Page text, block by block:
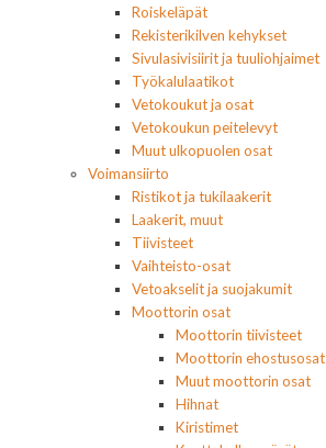
Roiskeläpät
Rekisterikilven kehykset
Sivulasivisiirit ja tuuliohjaimet
Työkalulaatikot
Vetokoukut ja osat
Vetokoukun peitelevyt
Muut ulkopuolen osat
Voimansiirto
Ristikot ja tukilaakerit
Laakerit, muut
Tiivisteet
Vaihteisto-osat
Vetoakselit ja suojakumit
Moottorin osat
Moottorin tiivisteet
Moottorin ehostusosat
Muut moottorin osat
Hihnat
Kiristimet